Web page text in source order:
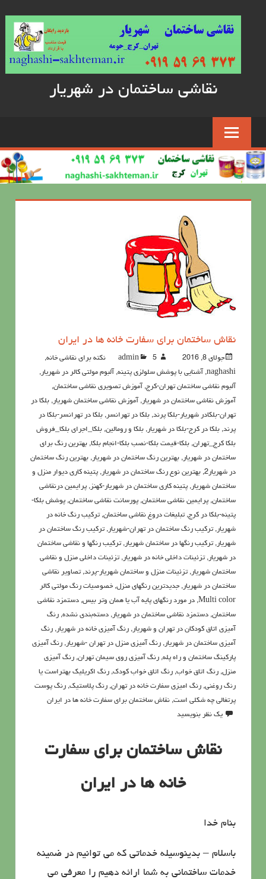
نقاشی ساختمان در شهریار
نقاش ساختمان برای سفارت خانه ها در ایران
جولای 8, 2016 admin 5نکته برای نقاشی خانه
,
naghashi
, آشنايي با پوشش سلولزي پتينه, آلبوم مولتی کالر در شهریار,
آلبوم نقاشی ساختمان تهران-کرج, آموزش تصویری نقاشی ساختمان,
آموزش نقاشی ساختمان در شهریار, آموزش نقاشی ساختمان شهریار, بلکا در
تهران-بلکادر شهریار-بلکا پرند, بلکا در تهرانسر, بلکا در تهرانسر-بلکا در
پرند, بلکا در کرج-بلکا در شهریار, بلکا و رومالین, بلکا_اجرای بلکا_فروش
بلکا کرج_تهران, بلکا-قیمت بلکا-نصب بلکا-انجام بلکا, بهترین رنگ برای
ساختمان در شهریار, بهترین رنگ ساختمان در شهریار, بهترین رنگ ساختمان
در شهریار2
, بهترین نوع رنگ ساختمان در شهریار, پتينه کاري ديوار منزل و
ساختمان شهریار, پتینه کاری ساختمان در شهریار-کهنز, پرايمين درنقاشي
ساختمان, پرايمين نقاشي ساختمان, پورسانت نقاشی ساختمان, پوشش بلکا-
پتینه-بلکا در کرج,تبلیغات دروغ نقاشی ساختمان,تركيب رنگ خانه در
شهریار,تركيب رنگ ساختمان در تهران-شهریار,ترکیب رنگ ساختمان در
شهریار,ترکیب رنگها در ساختمان شهریار,ترکیب رنگها و نقاشی ساختمان
در شهریار,تزئینات داخلی خانه در شهریار,تزئینات داخلی منزل و نقاشی
ساختمان شهریار,تزئینات منزل و ساختمان شهریار-پرند,تصاویر نقاشی
ساختمان در شهریار, جدیدترین رنگهای منزل, خصوصيات رنگ مولتي کالر
Multi color
, در مورد رنگهاي پايه آب يا همان وتر بيس, دستمزد نقاشی
ساختمان, دستمزد نقاشی ساختمان در شهریار, دسته‌بندی نشده, رنگ
آميزي اتاق کودکان در تهران و شهریار, رنگ آميزي خانه در شهریار, رنگ
آميزي ساختمان در شهریار, رنگ آميزي منزل در تهران -شهریار, رنگ آمیزی
پارکینگ ساختمان و راه پله, رنگ آمیزی روی سیمان تهران, رنگ آمیزی
منزل, رنگ اتاق خواب, رنگ اتاق خواب کودک, رنگ اكريليك بهتراست يا
رنگ روغني, رنگ امیزی سفارت خانه در تهران, رنگ پلاستیک, رنگ پوست
پرتغالی چه شکلی است, نقاش ساختمان برای سفارت خانه ها در ایران
یک نظر بنویسید
نقاش ساختمان برای سفارت
خانه ها در ایران
بنام خدا
باسلام – بدینوسیله خدماتی که می توانیم در ضمینه
خدمات ساختمانی به شما ارائه دهیم را معرفی می